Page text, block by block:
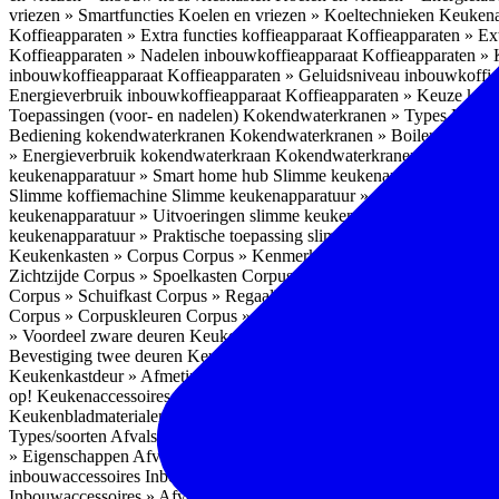
vriezen » Smartfuncties Koelen en vriezen » Koeltechnieken
Koffieapparaten » Extra functies koffieapparaat Koffieapparaten »
Koffieapparaten » Nadelen inbouwkoffieapparaat Koffieapparaten »
inbouwkoffieapparaat Koffieapparaten » Geluidsniveau
Energieverbruik inbouwkoffieapparaat Koffieapparaten » Keuze
Toepassingen (voor- en nadelen) Kokendwaterkranen » Types
Bediening kokendwaterkranen Kokendwaterkranen » Boilers
» Energieverbruik kokendwaterkraan Kokendwaterkranen »
keukenapparatuur » Smart home hub Slimme keukenapparatuur »
Slimme koffiemachine Slimme keukenapparatuur » Slimme stekker
keukenapparatuur » Uitvoeringen slimme keukenapparatuur
keukenapparatuur » Praktische toepassing slimme keukenapparatuur
Keukenkasten » Corpus Corpus » Kenmerken
Zichtzijde Corpus » Spoelkasten Corpus » Soorten keukenkasten
Corpus » Schuifkast Corpus » Regaalkast
Corpus » Corpuskleuren Corpus » Corpus in kleur
» Voordeel zware deuren Keukenkasten » Kastindeling
Bevestiging twee deuren Keukenkastdeur » Vaatwasserdeur
Keukenkastdeur » Afmetingen
op! KeukenaccessoiresKeukenaccessoires » Achterwanden
Keukenbladmaterialen als achterwand
Types/soorten Afvalsystemen » Installatie
» Eigenschappen Afvalsystemen » Inhoud
inbouwaccessoires Inbouwaccessoires » Bestek- en ladeindelingen